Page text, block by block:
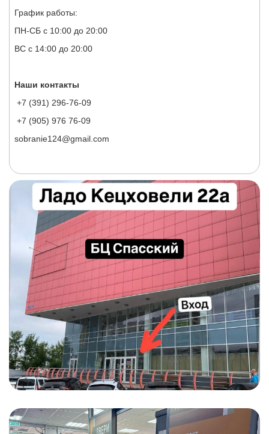
График работы:
ПН-СБ с 10:00 до 20:00
ВС с 14:00 до 20:00
Наши контакты
+7 (391) 296-76-09
+7 (905) 976 76-09
sobranie124@gmail.com